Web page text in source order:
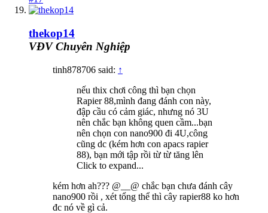
thekop14
VĐV Chuyên Nghiệp
tinh878706 said: ↑
nếu thix chơi công thì bạn chọn
Rapier 88,mình đang đánh con này,
đập cầu có cảm giác, nhưng nó 3U
nên chắc bạn không quen cầm...bạn
nên chọn con nano900 đi 4U,công
cũng dc (kém hơn con apacs rapier
88), bạn mới tập rồi từ từ tăng lên
Click to expand...
kém hơn ah??? @__@ chắc bạn chưa đánh cây
nano900 rồi , xét tổng thể thì cây rapier88 ko hơn
đc nó về gì cả.